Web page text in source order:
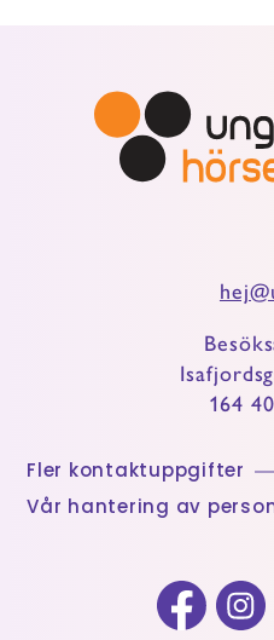
164
Fler kontaktuppgifter
Vår hantering av
Facebook